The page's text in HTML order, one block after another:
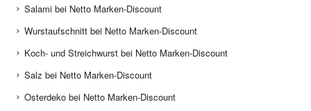
Salami bei Netto Marken-Discount
Wurstaufschnitt bei Netto Marken-Discount
Koch- und Streichwurst bei Netto Marken-Discount
Salz bei Netto Marken-Discount
Osterdeko bei Netto Marken-Discount